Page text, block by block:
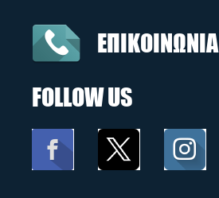
ΕΠΙΚΟΙΝΩΝΙΑ
FOLLOW US